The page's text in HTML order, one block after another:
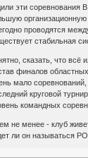
эти соревнования
проводятся
стабильная
сказать, что всё
финалов
мало соревнований,
круговой
командных
не менее - клуб
ли он называться